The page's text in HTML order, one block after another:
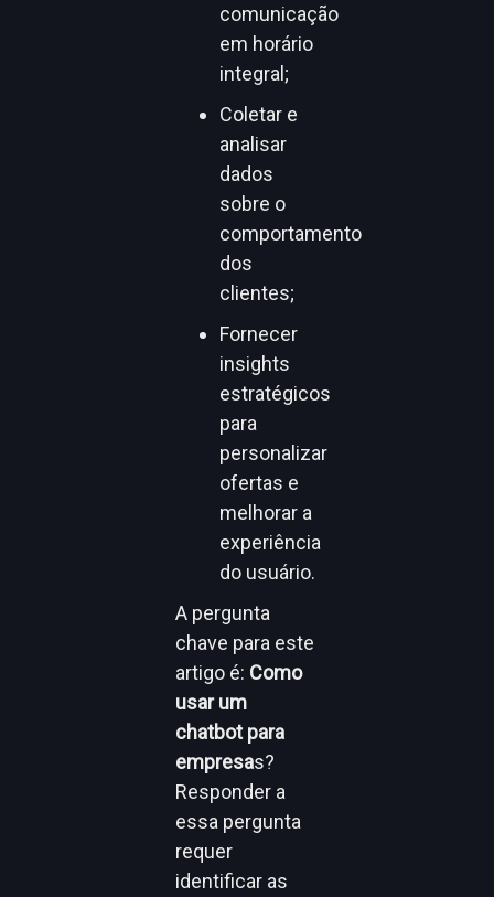
comunicação
em horário
integral;
Coletar e
analisar
dados
sobre o
comportamento
dos
clientes;
Fornecer
insights
estratégicos
para
personalizar
ofertas e
melhorar a
experiência
do usuário.
A pergunta
chave para este
artigo é: Como
usar um
chatbot para
empresas?
Responder a
essa pergunta
requer
identificar as